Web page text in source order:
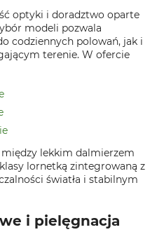
optyki i doradztwo oparte
modeli pozwala
codziennych polowań, jak i
terenie. W ofercie
lekkim dalmierzem
lornetką zintegrowaną z
światła i stabilnym
i pielęgnacja